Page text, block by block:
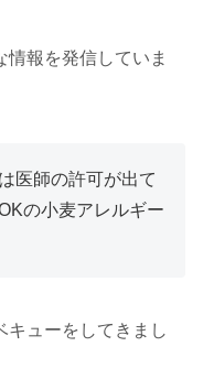
報を発信していま
医師の許可が出て
の小麦アレルギー
キューをしてきまし